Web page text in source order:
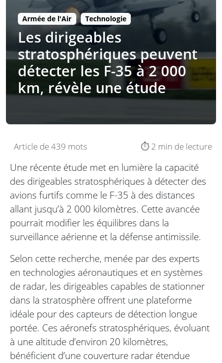
Armée de l'Air Technologie
Les dirigeables
stratosphériques peuvent
détecter les F-35 à 2 000
km, révèle une étude
Article de 439 mots ⏱️ 2 min de lecture
Une récente étude met en lumière la capacité
des dirigeables stratosphériques à détecter des
avions furtifs comme le F-35 à des distances
allant jusqu’à 2 000 kilomètres. Cette avancée
pourrait modifier les équilibres dans la
surveillance aérienne et la défense antimissile.
Selon cette recherche, menée par des experts
en technologies aéronautiques et en systèmes
de radar, les dirigeables capables de stationner
dans la stratosphère offrent une plateforme
idéale pour des capteurs de détection longue
portée. Ces aéronefs stratosphériques, évoluant
à une altitude d’environ 20 kilomètres,
bénéficient d’une couverture radar étendue